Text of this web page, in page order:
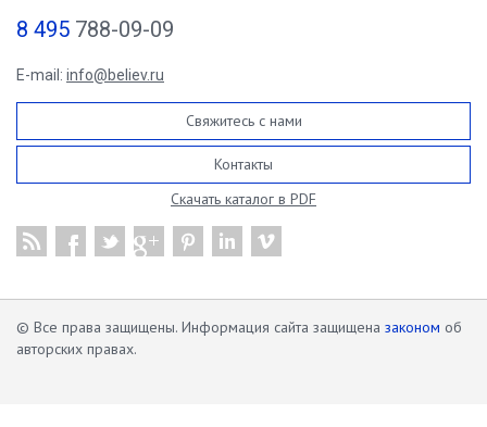
8 495 788-09-09
E-mail: info@believ.ru
Свяжитесь с нами
Контакты
Скачать каталог в PDF
© Все права защищены. Информация сайта защищена законом об
авторских правах.